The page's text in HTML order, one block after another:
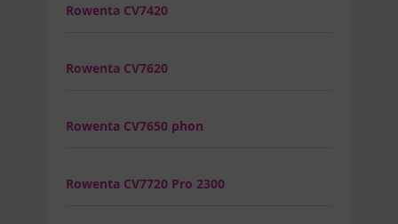
Rowenta CV7420
Rowenta CV7620
Rowenta CV7650 phon
Rowenta CV7720 Pro 2300